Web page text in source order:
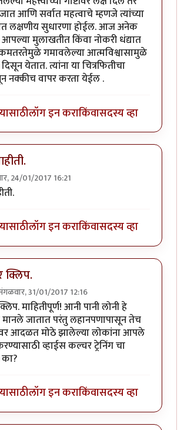
आणि सर्वात महत्वाचे म्हणजे त्यांच्या
लक्षणीय सुधारणा होईल. आज अनेक
मुलाखतीत किंवा नोकरी धंद्यात
गमावलेल्या आत्मविश्वासामुळे
येतात. त्यांना या चित्रफितीचा
नक्कीच वापर करता येईल .
लॉग इन कराकिंवासदस्य व्हा
24/01/2017 16:21
लॉग इन कराकिंवासदस्य व्हा
क्लिप.
31/01/2017 12:16
माहितीपूर्ण! आनी पानी लोनी हे
मानले जातात परंतु लहानपणापासून तेच
आदळत मोठे झालेल्या लोकांना आपले
व्हाईस कल्चर ट्रेनिंग चा
लॉग इन कराकिंवासदस्य व्हा